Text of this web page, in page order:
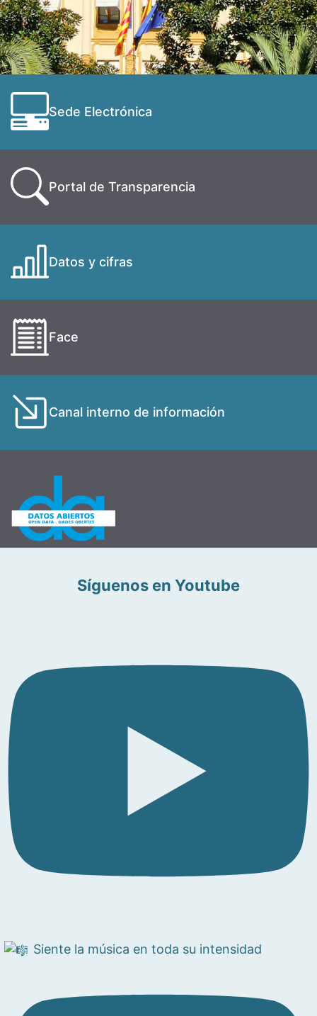
Sede Electrónica
Portal de Transparencia
Datos y cifras
Face
Canal interno de información
Síguenos en Youtube
Siente la música en toda su intensidad